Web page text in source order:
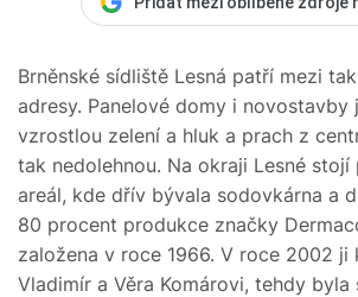
Brněnské sídliště Lesná patří mezi
adresy. Panelové domy i novostavby
vzrostlou zelení a hluk a prach z
tak nedolehnou. Na okraji Lesné stojí
areál, kde dřív bývala sodovkárna a
80 procent produkce značky
založena v roce 1966. V roce 2002 ji
Vladimír a Věra Komárovi, tehdy byla